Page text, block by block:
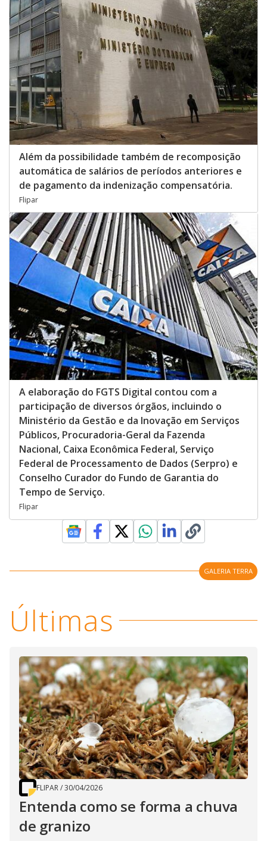
Além da possibilidade também de recomposição
automática de salários de períodos anteriores e
de pagamento da indenização compensatória.
Flipar
A elaboração do FGTS Digital contou com a
participação de diversos órgãos, incluindo o
Ministério da Gestão e da Inovação em Serviços
Públicos, Procuradoria-Geral da Fazenda
Nacional, Caixa Econômica Federal, Serviço
Federal de Processamento de Dados (Serpro) e
Conselho Curador do Fundo de Garantia do
Tempo de Serviço.
Flipar
GALERIA TERRA
Últimas
FLIPAR/30/04/2026
Entenda como se forma a chuva
de granizo